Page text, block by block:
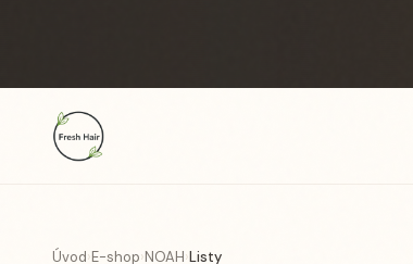
Úvod›E-shop›NOAH›Listy